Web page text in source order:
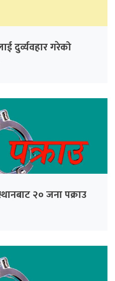
दुर्व्यवहार गरेको
२० जना पक्राउ